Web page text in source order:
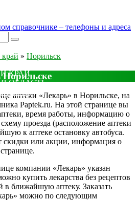
справочнике – телефоны и адреса
КРАЙ
ОБЛАСТЬ
» Норильск
аптеки «Лекарь» в Норильске, на
Paptek.ru. На этой странице вы
время работы, информацию о
проезда (расположение аптеки
к аптеке остановку автобуса.
скидки или акции, информация о
компании «Лекарь» указан
купить лекарства без рецептов
в ближайшую аптеку. Заказать
можно по следующим